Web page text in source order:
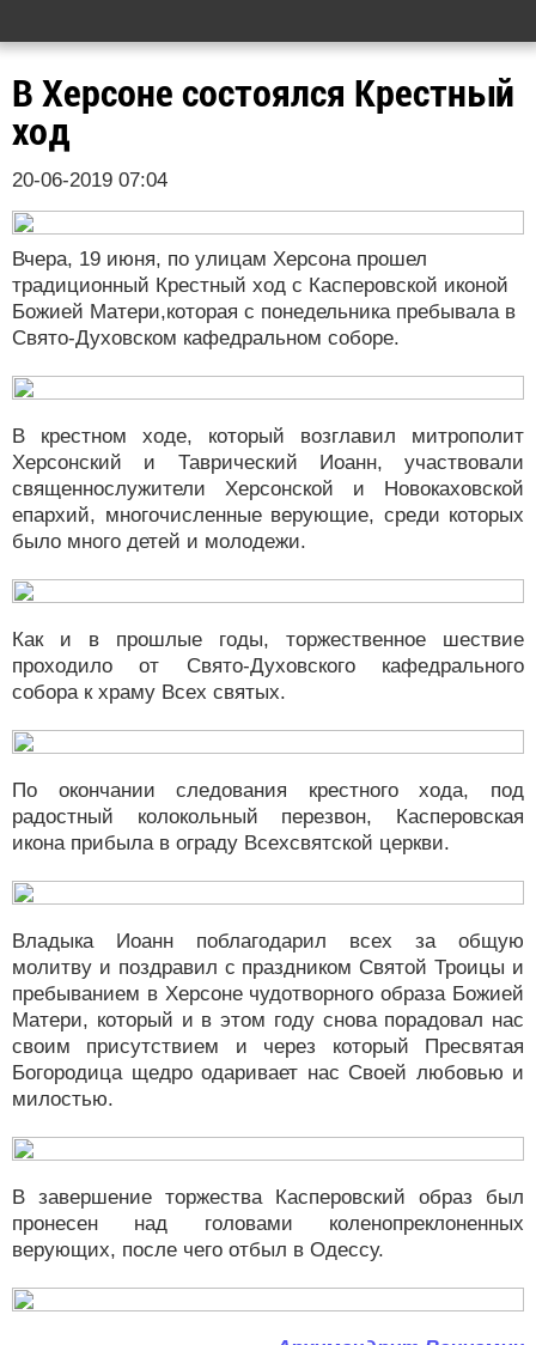
В Херсоне состоялся Крестный
ход
20-06-2019 07:04
Вчера, 19 июня, по улицам Херсона прошел
традиционный Крестный ход с Касперовской иконой
Божией Матери,которая с понедельника пребывала в
Свято-Духовском кафедральном соборе.
В крестном ходе, который возглавил митрополит
Херсонский и Таврический Иоанн, участвовали
священнослужители Херсонской и Новокаховской
епархий, многочисленные верующие, среди которых
было много детей и молодежи.
Как и в прошлые годы, торжественное шествие
проходило от Свято-Духовского кафедрального
собора к храму Всех святых.
По окончании следования крестного хода, под
радостный колокольный перезвон, Касперовская
икона прибыла в ограду Всехсвятской церкви.
Владыка Иоанн поблагодарил всех за общую
молитву и поздравил с праздником Святой Троицы и
пребыванием в Херсоне чудотворного образа Божией
Матери, который и в этом году снова порадовал нас
своим присутствием и через который Пресвятая
Богородица щедро одаривает нас Своей любовью и
милостью.
В завершение торжества Касперовский образ был
пронесен над головами коленопреклоненных
верующих, после чего отбыл в Одессу.